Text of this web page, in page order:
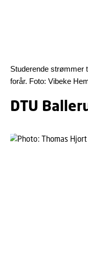
Studerende strømmer
forår. Foto: Vibeke
DTU